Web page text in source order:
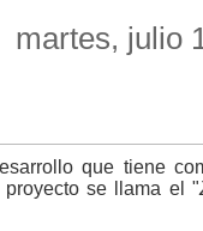
martes, julio
que tiene
se llama el "